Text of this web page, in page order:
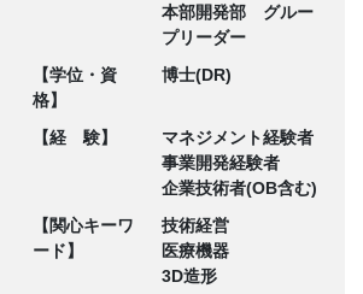
本部開発部 グルー
プリーダー
【学位・資
格】
博士(DR)
【経 験】
マネジメント経験者
事業開発経験者
企業技術者(OB含む)
【関心キーワ
ード】
技術経営
医療機器
3D造形